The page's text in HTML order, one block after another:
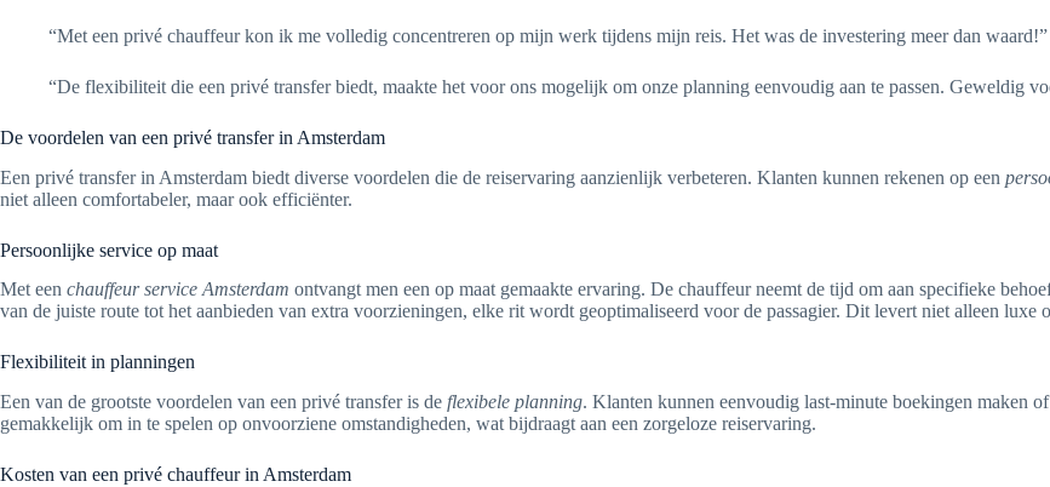
“Met een privé chauffeur kon ik me volledig concentreren op mijn werk tijdens mijn reis. Het was de investering meer dan waard!”
“De flexibiliteit die een privé transfer biedt, maakte het voor ons mogelijk om onze planning eenvoudig aan te passen. Geweldig
De voordelen van een privé transfer in Amsterdam
Een privé transfer in Amsterdam biedt diverse voordelen die de reiservaring aanzienlijk verbeteren. Klanten kunnen rekenen op een
niet alleen comfortabeler, maar ook efficiënter.
Persoonlijke service op maat
Met een chauffeur service Amsterdam ontvangt men een op maat gemaakte ervaring. De chauffeur neemt de tijd om aan specifieke
van de juiste route tot het aanbieden van extra voorzieningen, elke rit wordt geoptimaliseerd voor de passagier. Dit levert niet alleen luxe
Flexibiliteit in planningen
Een van de grootste voordelen van een privé transfer is de flexibele planning. Klanten kunnen eenvoudig last-minute boekingen maken
gemakkelijk om in te spelen op onvoorziene omstandigheden, wat bijdraagt aan een zorgeloze reiservaring.
Kosten van een privé chauffeur in Amsterdam